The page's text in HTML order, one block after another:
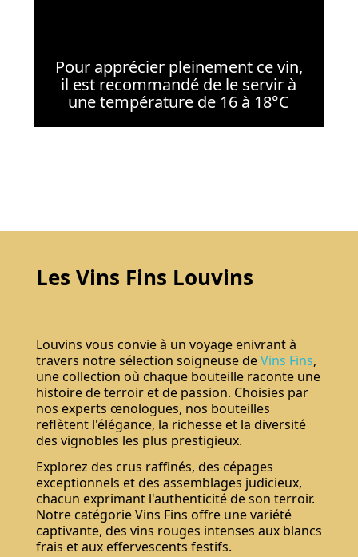
Pour apprécier pleinement ce vin,
il est recommandé de le servir à
une température de 16 à 18°C
Les Vins Fins Louvins
Louvins vous convie à un voyage enivrant à
travers notre sélection soigneuse deVins Fins,
une collection où chaque bouteille raconte une
histoire de terroir et de passion. Choisies par
nos experts œnologues, nos bouteilles
reflètent l'élégance, la richesse et la diversité
des vignobles les plus prestigieux.
Explorez des crus raffinés, des cépages
exceptionnels et des assemblages judicieux,
chacun exprimant l'authenticité de son terroir.
Notre catégorie Vins Fins offre une variété
captivante, des vins rouges intenses aux blancs
frais et aux effervescents festifs.